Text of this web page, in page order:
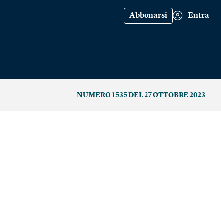
Abbonarsi Entra
NUMERO 1535 DEL 27 OTTOBRE 2023